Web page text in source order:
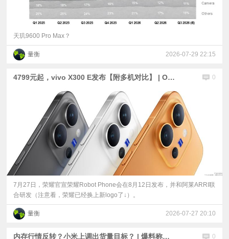
题
天玑9600 Pro Max？
量衡 2026-07-29 22:15
4799元起，vivo X300 E发布【附多机对比】 | OPPO首台10000mAh电池手机官宣 |荣耀Robot Phone定档 0
7月27日，荣耀官宣荣耀Robot Phone会在8月12日发布，并和阿莱ARRI联
合研发（注意看，荣耀已经换上新logo了↓）。
量衡 2026-07-27 20:10
内存行情反转？小米上调出货量目标？ | 爆料称荣耀Robot Phone的1TB版要1.6万元 | 小米平板9、REDMI Watch 6现身 0